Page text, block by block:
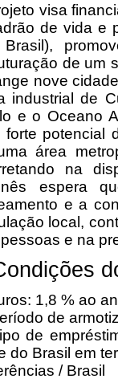
visa
de vida e
Brasil),
de um
nove
industrial de
e o Oceano
forte potencial
área
na
espera
e a
local,
e na
1,8 % ao
de
de
do Brasil em
/ Brasil